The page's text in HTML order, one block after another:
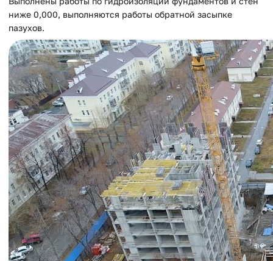
ниже 0,000, выполняются работы обратной засыпке
пазухов.